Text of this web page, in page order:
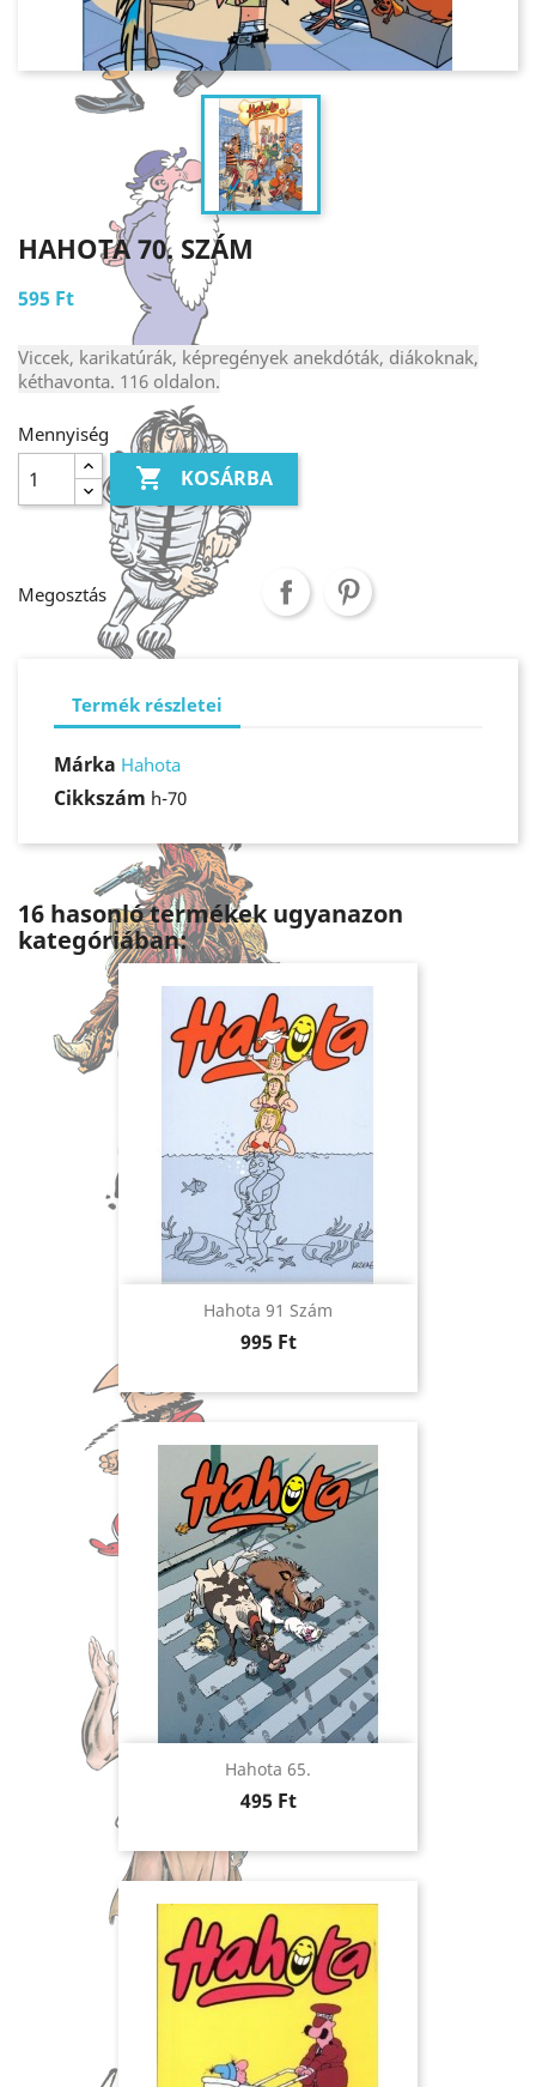
HAHOTA 70. SZÁM
595 Ft
Viccek, karikatúrák, képregények anekdóták, diákoknak,
kéthavonta. 116 oldalon.
Mennyiség
 KOSÁRBA
Megosztás
Termék részletei
Márka Hahota
Cikkszám h-70
16 hasonló termékek ugyanazon
kategóriában:
Hahota 91 Szám
Ár
995 Ft
Hahota 65.
Ár
495 Ft